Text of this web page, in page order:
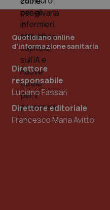
Quotidiano online
d'informazione sanitaria
Direttore
responsabile
Luciano Fassari
Direttore editoriale
Francesco Maria Avitto